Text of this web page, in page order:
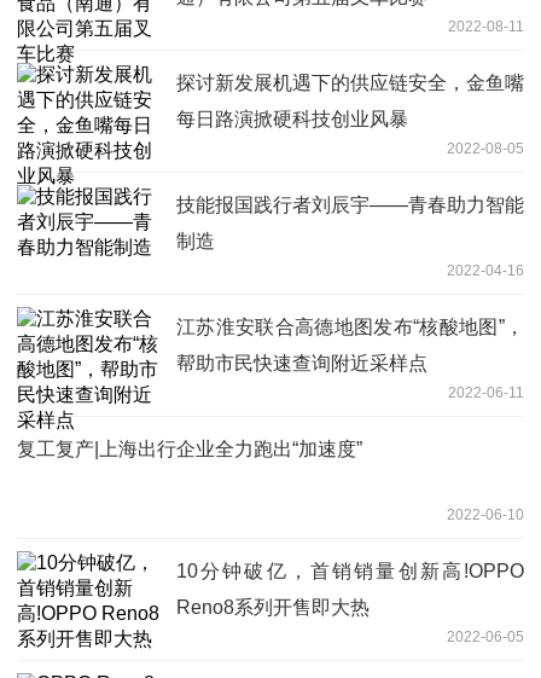
2022-08-11
探讨新发展机遇下的供应链安全，金鱼嘴
每日路演掀硬科技创业风暴
2022-08-05
技能报国践行者刘辰宇——青春助力智能
制造
2022-04-16
江苏淮安联合高德地图发布“核酸地图”，
帮助市民快速查询附近采样点
2022-06-11
复工复产|上海出行企业全力跑出“加速度”
2022-06-10
10分钟破亿，首销销量创新高!OPPO
Reno8系列开售即大热
2022-06-05